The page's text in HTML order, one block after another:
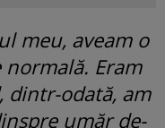
meu, aveam o
Eram
dintr-odată, am
umăr de-